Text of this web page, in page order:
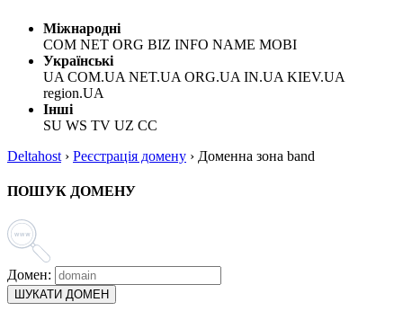
Міжнародні
COM NET ORG BIZ INFO NAME MOBI
Українські
UA COM.UA NET.UA ORG.UA IN.UA KIEV.UA
region.UA
Інші
SU WS TV UZ CC
Deltahost › Реєстрація домену › Доменна зона band
ПОШУК ДОМЕНУ
Домен:
ШУКАТИ ДОМЕН